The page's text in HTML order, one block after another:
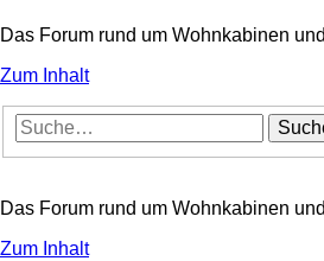
Das Forum rund um Wohnkabinen
Zum Inhalt
Das Forum rund um Wohnkabinen
Zum Inhalt